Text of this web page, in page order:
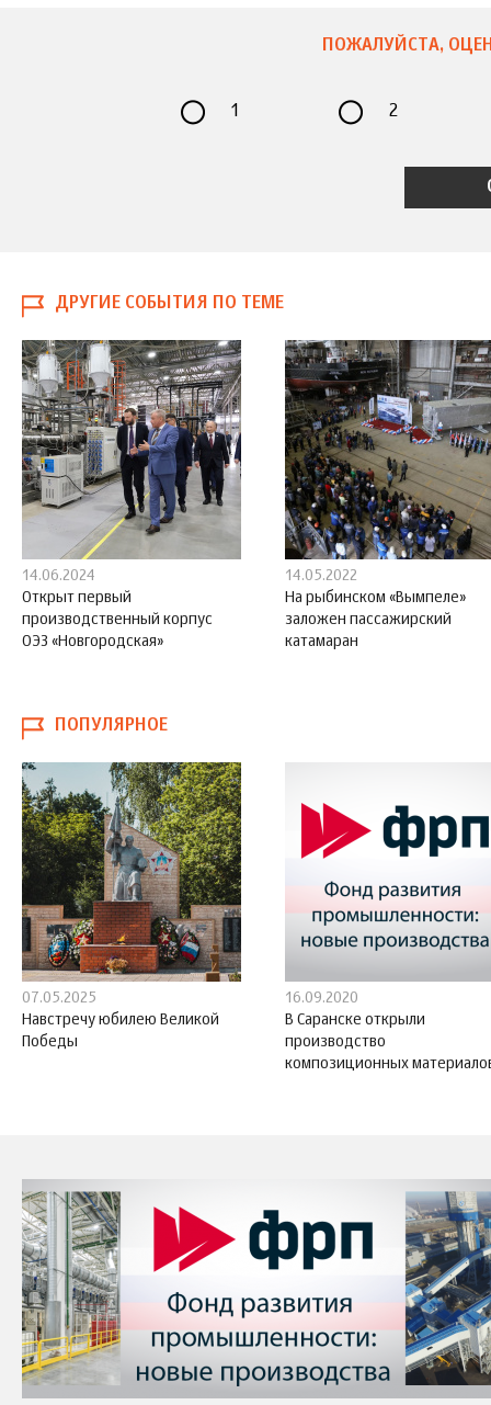
ПОЖАЛУЙСТА,
1 2
ДРУГИЕ СОБЫТИЯ ПО ТЕМЕ
14.06.2024
Открыт первый
производственный корпус
ОЭЗ «Новгородская»
14.05.2022
На рыбинском «Вымпеле»
заложен пассажирский
катамаран
ПОПУЛЯРНОЕ
07.05.2025
Навстречу юбилею Великой
Победы
16.09.2020
В Саранске открыли
производство
композиционных